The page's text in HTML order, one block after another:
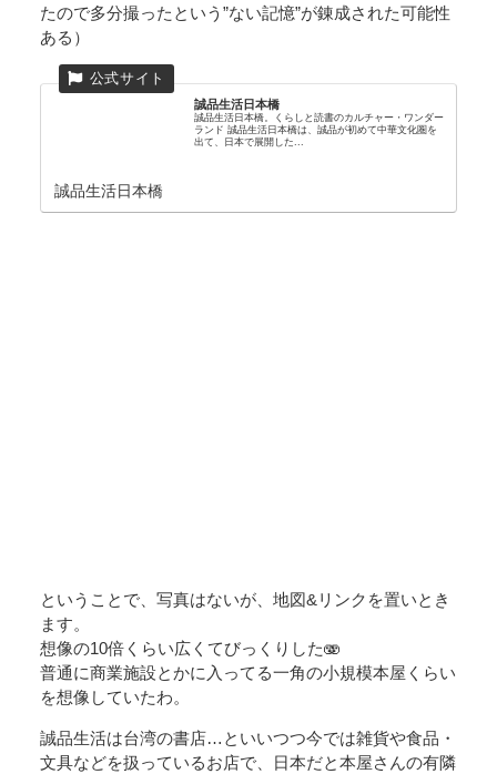
たので多分撮ったという”ない記憶”が錬成された可能性
ある）
誠品生活日本橋
誠品生活日本橋。くらしと読書のカルチャー・ワンダー
ランド 誠品生活日本橋は、誠品が初めて中華文化圏を
出て、日本で展開した...
誠品生活日本橋
ということで、写真はないが、地図&リンクを置いとき
ます。
想像の10倍くらい広くてびっくりした🫨
普通に商業施設とかに入ってる一角の小規模本屋くらい
を想像していたわ。
誠品生活は台湾の書店…といいつつ今では雑貨や食品・
文具などを扱っているお店で、日本だと本屋さんの有隣